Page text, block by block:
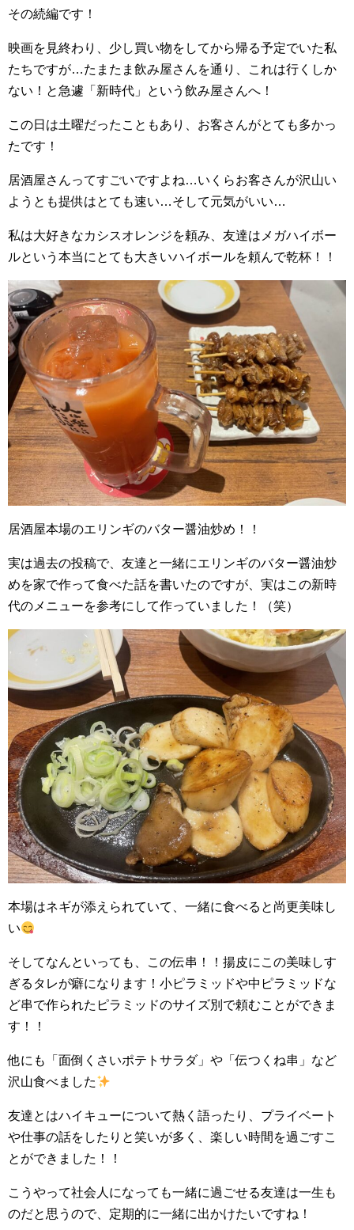
その続編です！
映画を見終わり、少し買い物をしてから帰る予定でいた私
たちですが…たまたま飲み屋さんを通り、これは行くしか
ない！と急遽「新時代」という飲み屋さんへ！
この日は土曜だったこともあり、お客さんがとても多かっ
たです！
居酒屋さんってすごいですよね…いくらお客さんが沢山い
ようとも提供はとても速い…そして元気がいい…
私は大好きなカシスオレンジを頼み、友達はメガハイボー
ルという本当にとても大きいハイボールを頼んで乾杯！！
居酒屋本場のエリンギのバター醤油炒め！！
実は過去の投稿で、友達と一緒にエリンギのバター醤油炒
めを家で作って食べた話を書いたのですが、実はこの新時
代のメニューを参考にして作っていました！（笑）
本場はネギが添えられていて、一緒に食べると尚更美味し
い
そしてなんといっても、この伝串！！揚皮にこの美味しす
ぎるタレが癖になります！小ピラミッドや中ピラミッドな
ど串で作られたピラミッドのサイズ別で頼むことができま
す！！
他にも「面倒くさいポテトサラダ」や「伝つくね串」など
沢山食べました
友達とはハイキューについて熱く語ったり、プライベート
や仕事の話をしたりと笑いが多く、楽しい時間を過ごすこ
とができました！！
こうやって社会人になっても一緒に過ごせる友達は一生も
のだと思うので、定期的に一緒に出かけたいですね！